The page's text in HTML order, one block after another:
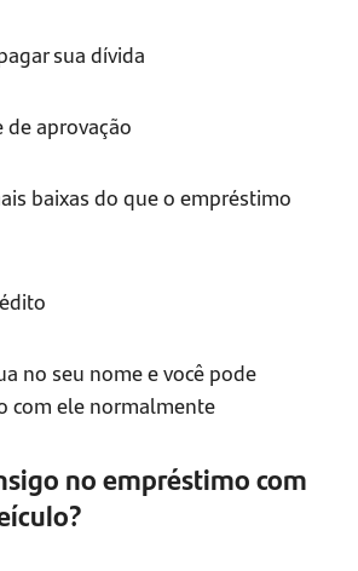
sua dívida
aprovação
baixas do que o empréstimo
no seu nome e você pode
com ele normalmente
no empréstimo com